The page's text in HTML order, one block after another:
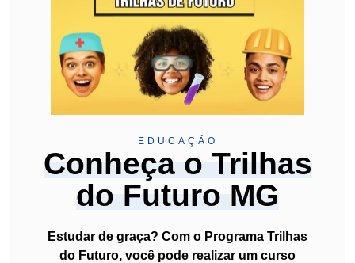
EDUCAÇÃO
Conheça o Trilhas
do Futuro MG
Estudar de graça? Com o Programa Trilhas
do Futuro, você pode realizar um curso